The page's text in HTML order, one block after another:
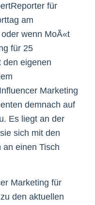
für
am
wenn MoÃ«t
für 25
den eigenen
Marketing
demnach auf
Es liegt an der
sich mit den
einen Tisch
Marketing für
den aktuellen